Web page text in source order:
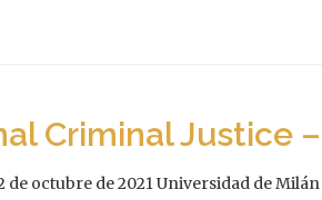
Criminal Justice
octubre de 2021 Universidad de